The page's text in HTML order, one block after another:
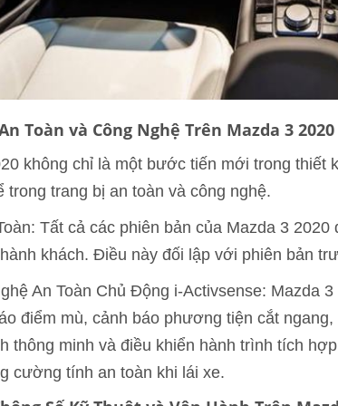
Toàn và Công Nghệ Trên Mazda 3 2020
không chỉ là một bước tiến mới trong thiết
trong trang bị an toàn và công nghệ.
Tất cả các phiên bản của Mazda 3
khách. Điều này đối lập với phiên bản
An Toàn Chủ Động i-Activsense: Mazda
điểm mù, cảnh báo phương tiện cắt
thông minh và điều khiển hành trình tích
cường tính an toàn khi lái xe.